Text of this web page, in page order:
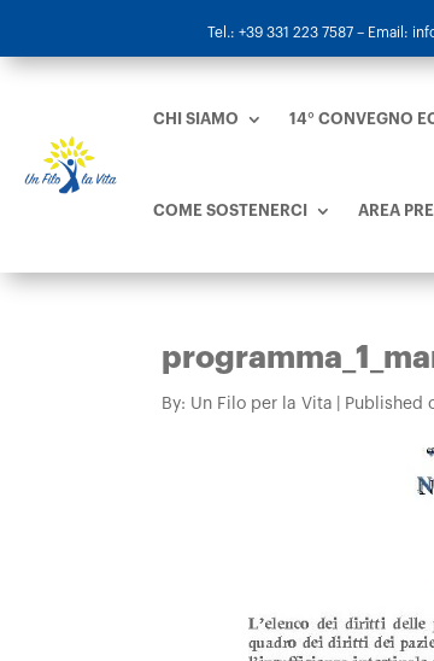
Tel.: +39 331 223 7587 – Email:
CHI SIAMO 14° CONVEGNO
COME SOSTENERCI AREA
By: Un Filo per la Vita Published